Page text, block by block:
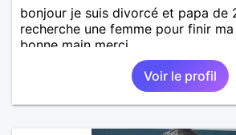
bonjour je suis divorcé et papa de
recherche une femme pour finir
bonne main merci
Voir le profil